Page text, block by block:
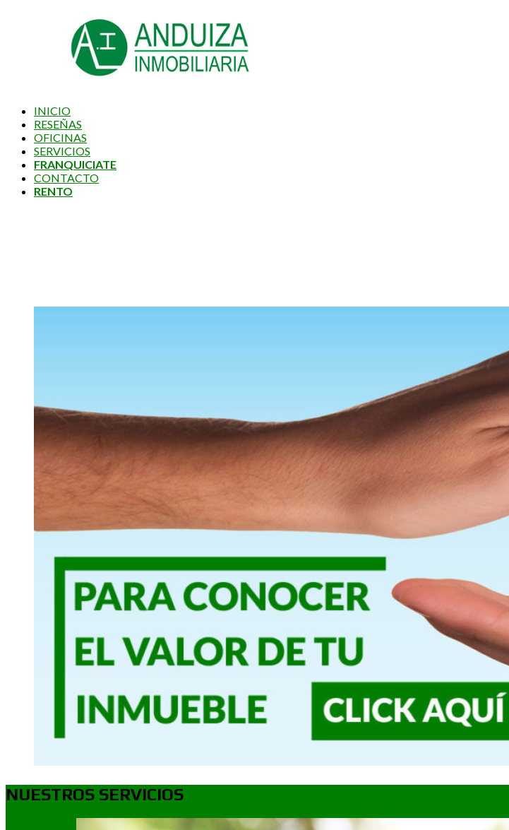
INICIO
RESEÑAS
OFICINAS
SERVICIOS
FRANQUICIATE
CONTACTO
RENTO
NUESTROS SERVICIOS